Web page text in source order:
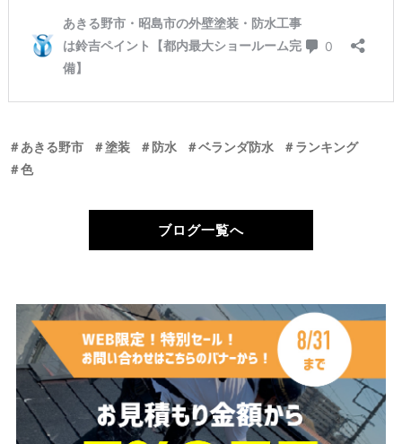
＃あきる野市 ＃塗装 ＃防水 ＃ベランダ防水
＃ランキング
＃色
ブログ一覧へ